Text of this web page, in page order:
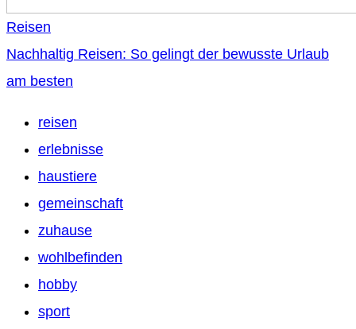
Reisen
Nachhaltig Reisen: So gelingt der bewusste Urlaub
am besten
reisen
erlebnisse
haustiere
gemeinschaft
zuhause
wohlbefinden
hobby
sport